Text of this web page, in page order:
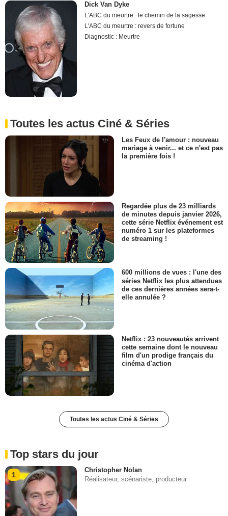
Dick Van Dyke
L'ABC du meurtre : le chemin de la sagesse
L'ABC du meurtre : revers de fortune
Diagnostic : Meurtre
Toutes les actus Ciné & Séries
Les Feux de l'amour : nouveau
mariage à venir... et ce n'est pas
la première fois !
Regardée plus de 23 milliards
de minutes depuis janvier 2026,
cette série Netflix événement est
numéro 1 sur les plateformes
de streaming !
600 millions de vues : l'une des
séries Netflix les plus attendues
de ces dernières années sera-t-
elle annulée ?
Netflix : 23 nouveautés arrivent
cette semaine dont le nouveau
film d'un prodige français du
cinéma d'action
Toutes les actus Ciné & Séries
Top stars du jour
1
Christopher Nolan
Réalisateur, scénariste, producteur